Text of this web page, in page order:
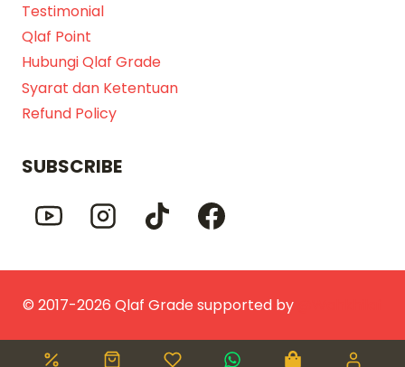
Testimonial
Qlaf Point
Hubungi Qlaf Grade
Syarat dan Ketentuan
Refund Policy
SUBSCRIBE
© 2017-2026 Qlaf Grade supported by